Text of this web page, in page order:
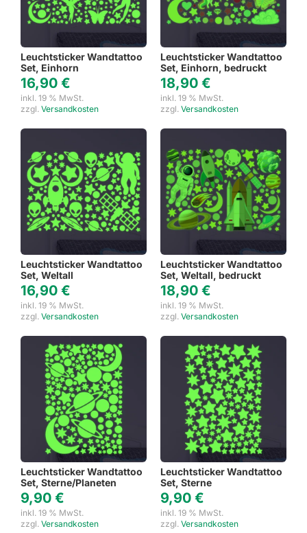
Leuchtsticker Wandtattoo
Set, Einhorn
16,90 €
inkl. 19 % MwSt.
zzgl. Versandkosten
Leuchtsticker Wandtattoo
Set, Einhorn, bedruckt
18,90 €
inkl. 19 % MwSt.
zzgl. Versandkosten
Leuchtsticker Wandtattoo
Set, Weltall
16,90 €
inkl. 19 % MwSt.
zzgl. Versandkosten
Leuchtsticker Wandtattoo
Set, Weltall, bedruckt
18,90 €
inkl. 19 % MwSt.
zzgl. Versandkosten
Leuchtsticker Wandtattoo
Set, Sterne/Planeten
9,90 €
inkl. 19 % MwSt.
zzgl. Versandkosten
Leuchtsticker Wandtattoo
Set, Sterne
9,90 €
inkl. 19 % MwSt.
zzgl. Versandkosten